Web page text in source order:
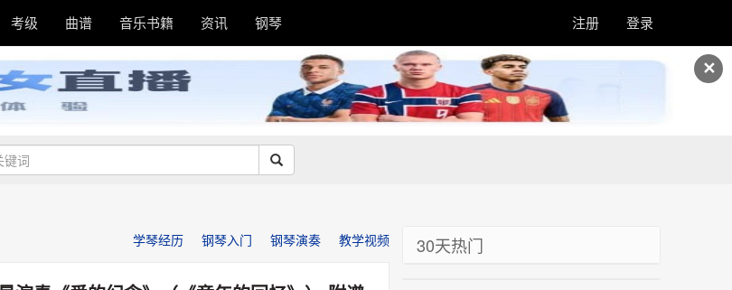
✕
考级 曲谱 音乐书籍 资讯 钢琴 注册 登录
学琴经历 钢琴入门 钢琴演奏 教学视频 30天热门